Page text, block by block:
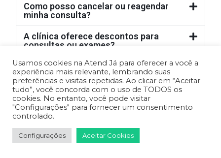
Como posso cancelar ou reagendar
minha consulta?
A clínica oferece descontos para
consultas ou exames?
Quais são as formas de pagamento
aceitas?
Preciso de encaminhamento para
realizar consultas com especialistas?
Quanto tempo dura, em média, uma
consulta médica?
Usamos cookies na Atend Já para oferecer a você a
experiência mais relevante, lembrando suas
preferências e visitas repetidas. Ao clicar em “Aceitar
tudo”, você concorda com o uso de TODOS os
cookies. No entanto, você pode visitar
"Configurações" para fornecer um consentimento
controlado.
Configurações Aceitar Cookies